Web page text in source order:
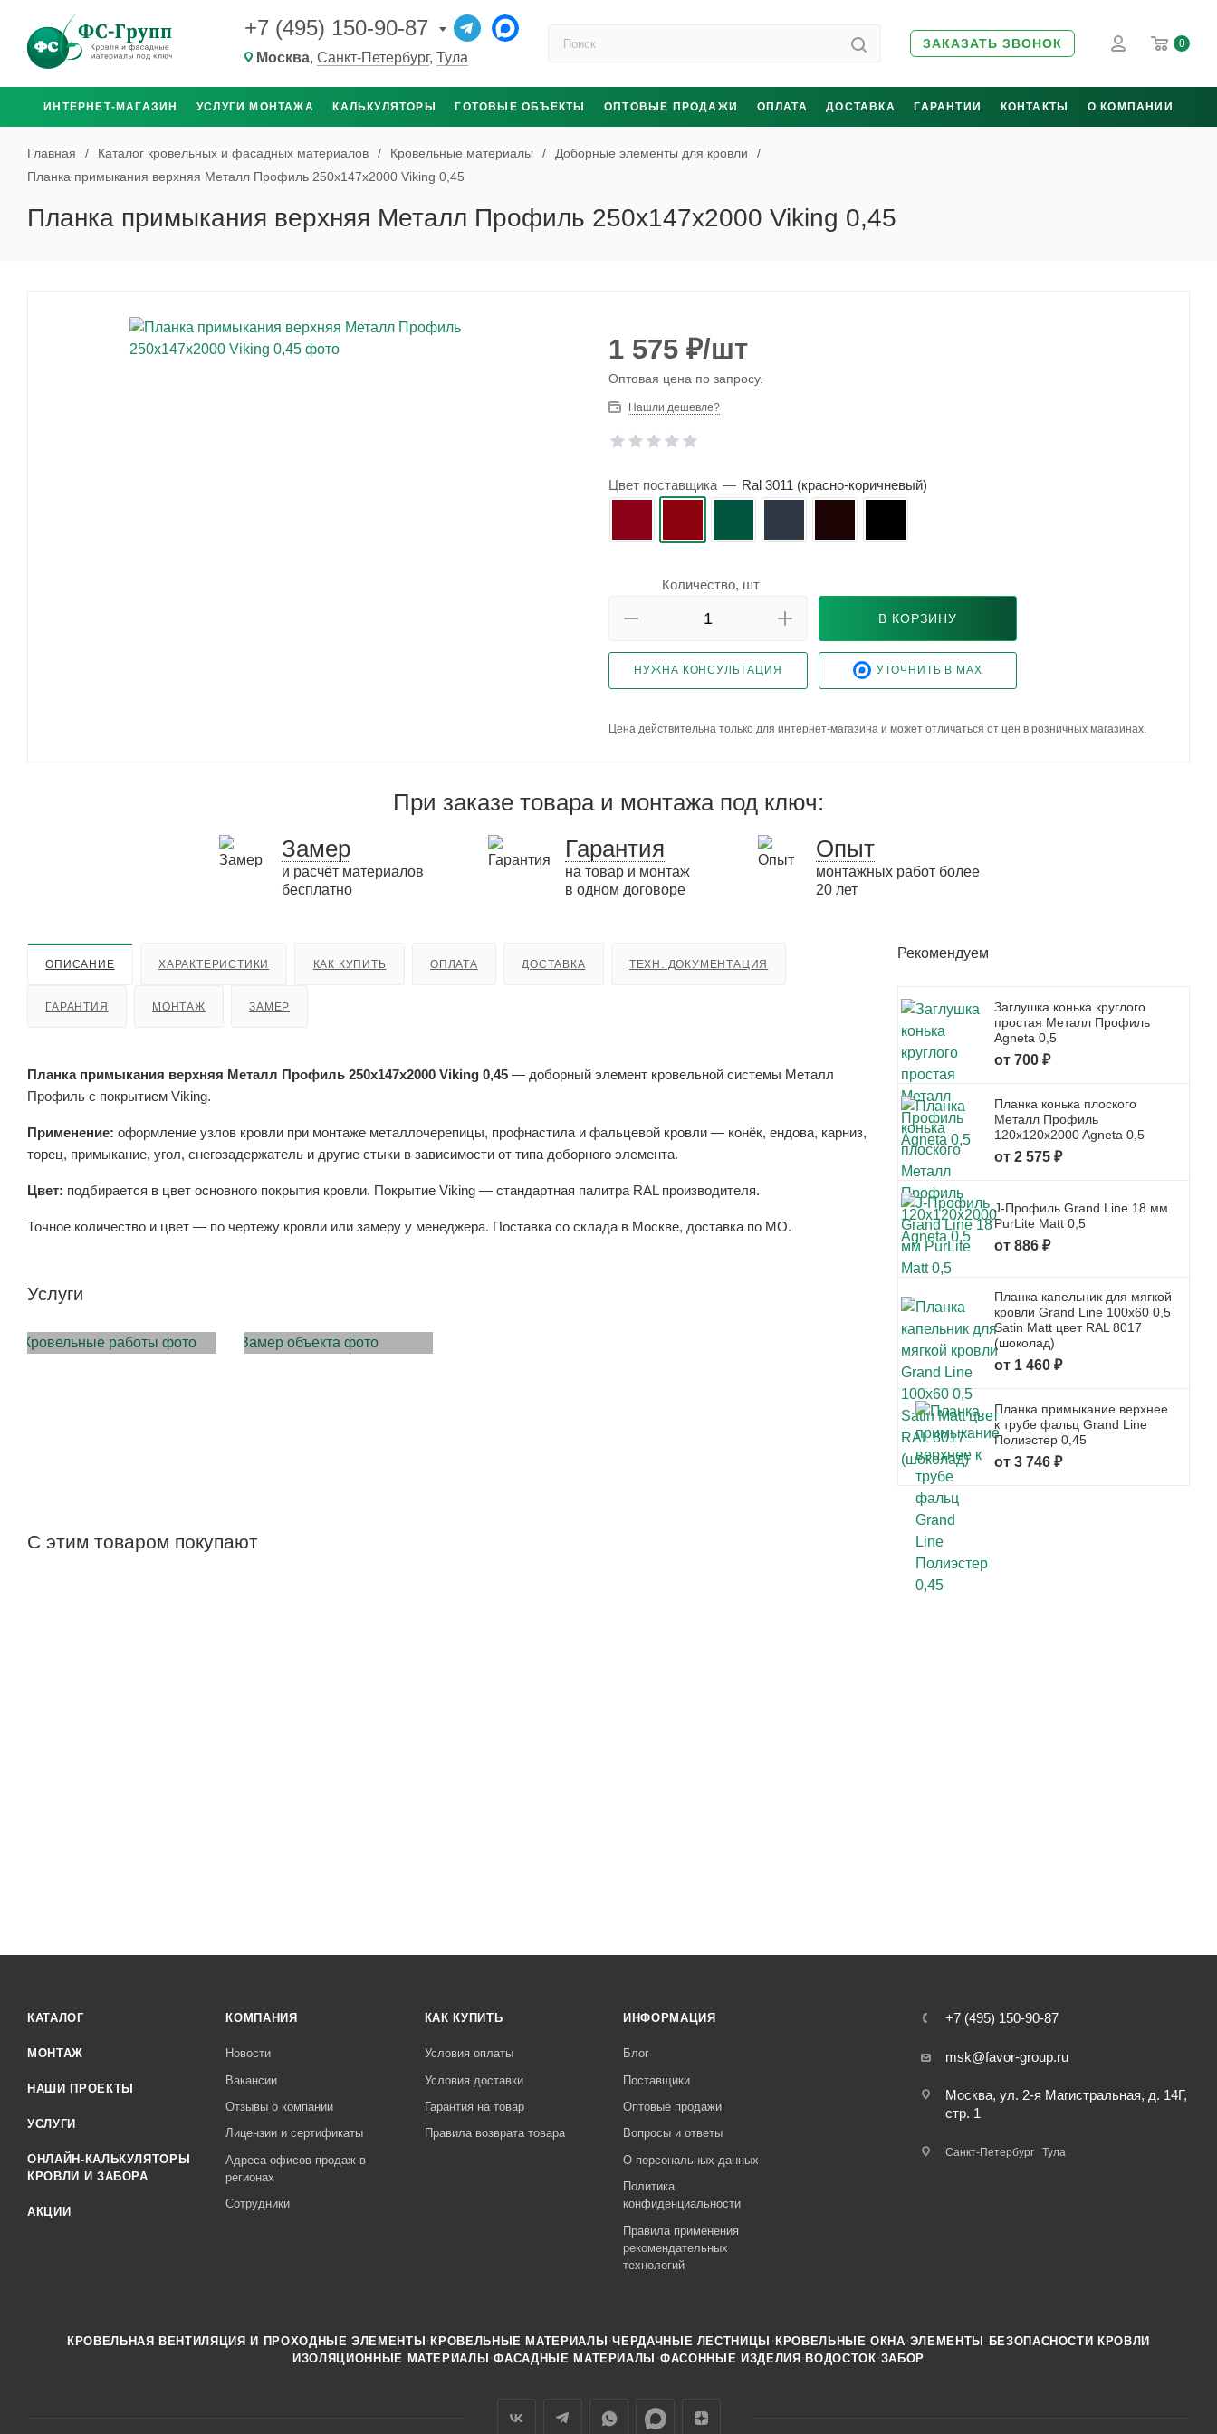
+7 (495) 150-90-87
Москва, Санкт-Петербург, Тула
ЗАКАЗАТЬ ЗВОНОК 0
ИНТЕРНЕТ-МАГАЗИН УСЛУГИ МОНТАЖА КАЛЬКУЛЯТОРЫ ГОТОВЫЕ ОБЪЕКТЫ ОПТОВЫЕ ПРОДАЖИ ОПЛАТА ДОСТАВКА ГАРАНТИИ КОНТАКТЫ О КОМПАНИИ
Главная / Каталог кровельных и фасадных материалов / Кровельные материалы / Доборные элементы для кровли
/
Планка примыкания верхняя Металл Профиль 250x147x2000 Viking 0,45
Планка примыкания верхняя Металл Профиль 250x147x2000 Viking 0,45
1 575 ₽/шт
Оптовая цена по запросу.
Нашли дешевле?
Цвет поставщика — Ral 3011 (красно-коричневый)
Количество, шт
В КОРЗИНУ
НУЖНА КОНСУЛЬТАЦИЯ УТОЧНИТЬ В MAX
Цена действительна только для интернет-магазина и может отличаться от цен в розничных магазинах.
При заказе товара и монтажа под ключ:
Замер
и расчёт материалов
бесплатно
Гарантия
на товар и монтаж
в одном договоре
Опыт
монтажных работ более
20 лет
ОПИСАНИЕ ХАРАКТЕРИСТИКИ КАК КУПИТЬ ОПЛАТА ДОСТАВКА ТЕХН. ДОКУМЕНТАЦИЯ
ГАРАНТИЯ МОНТАЖ ЗАМЕР
Планка примыкания верхняя Металл Профиль 250x147x2000 Viking 0,45 — доборный элемент кровельной системы Металл
Профиль с покрытием Viking.
Применение: оформление узлов кровли при монтаже металлочерепицы, профнастила и фальцевой кровли — конёк, ендова, карниз,
торец, примыкание, угол, снегозадержатель и другие стыки в зависимости от типа доборного элемента.
Цвет: подбирается в цвет основного покрытия кровли. Покрытие Viking — стандартная палитра RAL производителя.
Точное количество и цвет — по чертежу кровли или замеру у менеджера. Поставка со склада в Москве, доставка по МО.
Услуги
МОНТАЖ КРОВЛИ
Рекомендуем
Заглушка конька круглого
простая Металл Профиль
Agneta 0,5
от 700 ₽
Планка конька плоского
Металл Профиль
120x120x2000 Agneta 0,5
от 2 575 ₽
J-Профиль Grand Line 18 мм
PurLite Matt 0,5
от 886 ₽
Планка капельник для мягкой
кровли Grand Line 100x60 0,5
Satin Matt цвет RAL 8017
(шоколад)
от 1 460 ₽
Планка примыкание верхнее
к трубе фальц Grand Line
Полиэстер 0,45
от 3 746 ₽
С этим товаром покупают
КАТАЛОГ
МОНТАЖ
НАШИ ПРОЕКТЫ
УСЛУГИ
ОНЛАЙН-КАЛЬКУЛЯТОРЫ
КРОВЛИ И ЗАБОРА
АКЦИИ
КОМПАНИЯ
Новости
Вакансии
Отзывы о компании
Лицензии и сертификаты
Адреса офисов продаж в
регионах
Сотрудники
КАК КУПИТЬ
Условия оплаты
Условия доставки
Гарантия на товар
Правила возврата товара
ИНФОРМАЦИЯ
Блог
Поставщики
Оптовые продажи
Вопросы и ответы
О персональных данных
Политика
конфиденциальности
Правила применения
рекомендательных
технологий
+7 (495) 150-90-87
msk@favor-group.ru
Москва, ул. 2-я Магистральная, д. 14Г,
стр. 1
Санкт-Петербург Тула
КРОВЕЛЬНАЯ ВЕНТИЛЯЦИЯ И ПРОХОДНЫЕ ЭЛЕМЕНТЫ ·КРОВЕЛЬНЫЕ МАТЕРИАЛЫ ·ЧЕРДАЧНЫЕ ЛЕСТНИЦЫ ·КРОВЕЛЬНЫЕ ОКНА ·ЭЛЕМЕНТЫ БЕЗОПАСНОСТИ КРОВЛИ
ИЗОЛЯЦИОННЫЕ МАТЕРИАЛЫ ·ФАСАДНЫЕ МАТЕРИАЛЫ ·ФАСОННЫЕ ИЗДЕЛИЯ·ВОДОСТОК ·ЗАБОР